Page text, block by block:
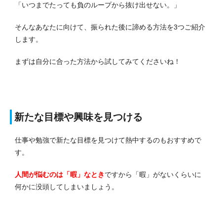
「いつまでたっても負のループから抜け出せない。」
そんなあなたに向けて、振られた後に諦める方法を3つご紹介
します。
まずは自分に合った方法から試してみてくださいね！
新たな目標や興味を見つける
仕事や勉強で新たな目標を見つけて熱中するのもおすすめで
す。
人間が悩むのは「暇」なときですから「暇」がないくらいに
何かに没頭してしまいましょう。